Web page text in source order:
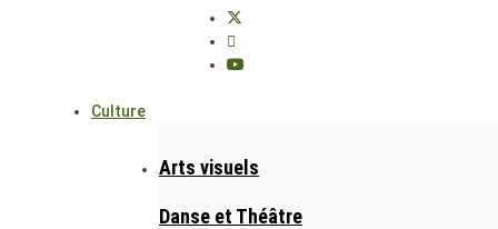
Culture
Arts visuels
Danse et Théâtre